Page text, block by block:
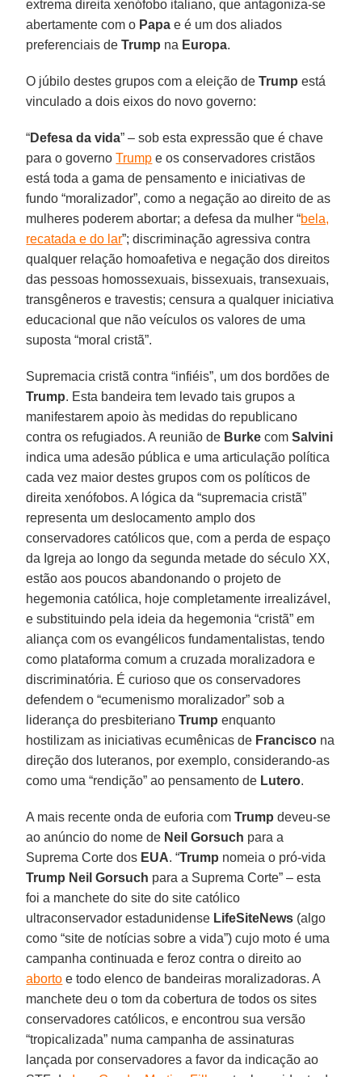
extrema direita xenófobo italiano, que antagoniza-se
abertamente com o Papa e é um dos aliados
preferenciais deTrump na Europa.
O júbilo destes grupos com a eleição deTrump está
vinculado a dois eixos do novo governo:
“Defesa da vida” – sob esta expressão que é chave
para o governoTrump e os conservadores cristãos
está toda a gama de pensamento e iniciativas de
fundo “moralizador”, como a negação ao direito de as
mulheres poderem abortar; a defesa da mulher “bela,
recatada e do lar”; discriminação agressiva contra
qualquer relação homoafetiva e negação dos direitos
das pessoas homossexuais, bissexuais, transexuais,
transgêneros e travestis; censura a qualquer iniciativa
educacional que não veículos os valores de uma
suposta “moral cristã”.
Supremacia cristã contra “infiéis”, um dos bordões de
Trump. Esta bandeira tem levado tais grupos a
manifestarem apoio às medidas do republicano
contra os refugiados. A reunião de Burke comSalvini
indica uma adesão pública e uma articulação política
cada vez maior destes grupos com os políticos de
direita xenófobos. A lógica da “supremacia cristã”
representa um deslocamento amplo dos
conservadores católicos que, com a perda de espaço
da Igreja ao longo da segunda metade do século XX,
estão aos poucos abandonando o projeto de
hegemonia católica, hoje completamente irrealizável,
e substituindo pela ideia da hegemonia “cristã” em
aliança com os evangélicos fundamentalistas, tendo
como plataforma comum a cruzada moralizadora e
discriminatória. É curioso que os conservadores
defendem o “ecumenismo moralizador” sob a
liderança do presbiterianoTrump enquanto
hostilizam as iniciativas ecumênicas de Francisco na
direção dos luteranos, por exemplo, considerando-as
como uma “rendição” ao pensamento de Lutero.
A mais recente onda de euforia comTrump deveu-se
ao anúncio do nome de Neil Gorsuch para a
Suprema Corte dos EUA. “Trump nomeia o pró-vida
Trump Neil Gorsuch para a Suprema Corte” – esta
foi a manchete do site do site católico
ultraconservador estadunidense LifeSiteNews (algo
como “site de notícias sobre a vida”) cujo moto é uma
campanha continuada e feroz contra o direito ao
aborto e todo elenco de bandeiras moralizadoras. A
manchete deu o tom da cobertura de todos os sites
conservadores católicos, e encontrou sua versão
“tropicalizada” numa campanha de assinaturas
lançada por conservadores a favor da indicação ao